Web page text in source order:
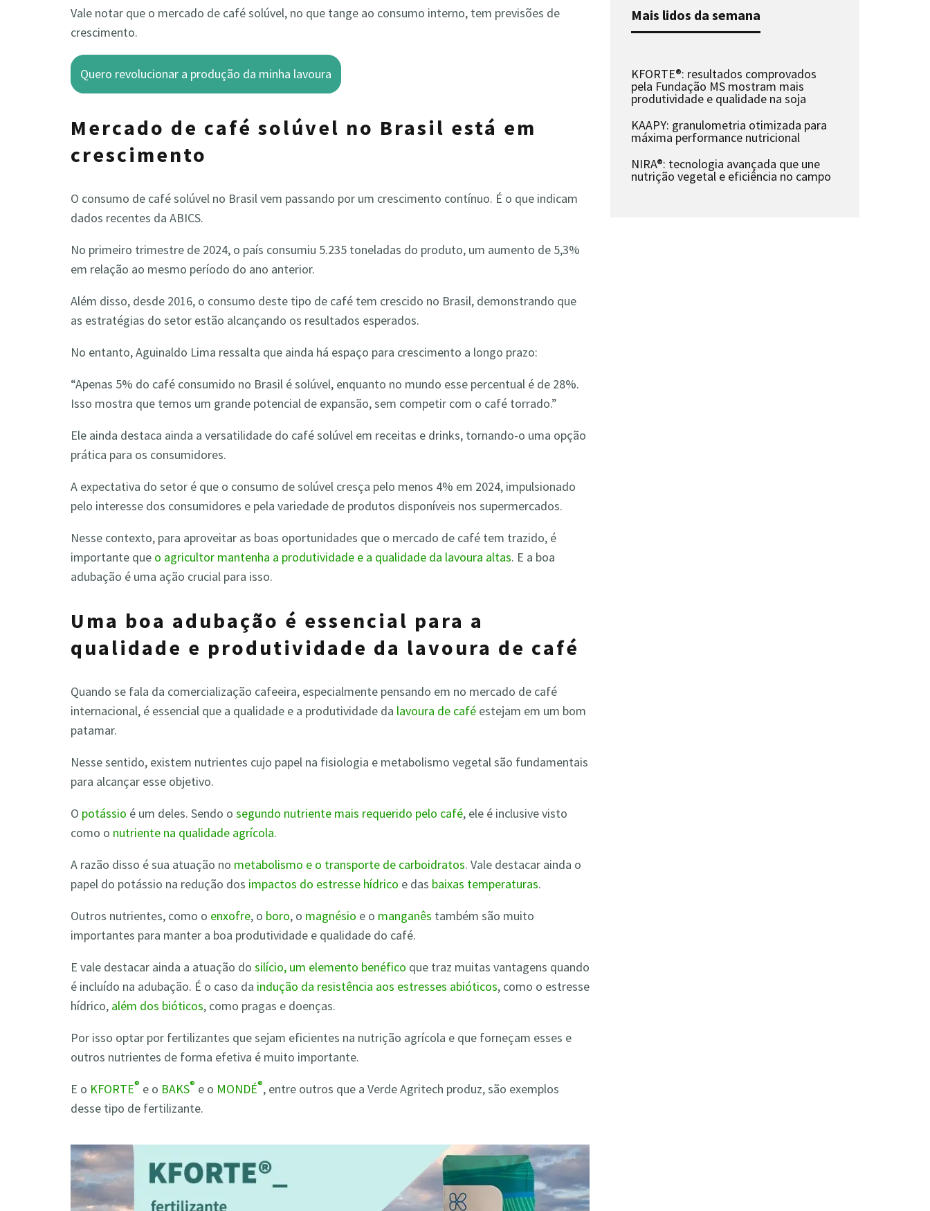
Vale notar que o mercado de café solúvel, no que tange ao consumo interno, tem previsões de
crescimento.
Quero revolucionar a produção da minha lavoura
Mercado de café solúvel no Brasil está em
crescimento
O consumo de café solúvel no Brasil vem passando por um crescimento contínuo. É o que indicam
dados recentes da ABICS.
No primeiro trimestre de 2024, o país consumiu 5.235 toneladas do produto, um aumento de 5,3%
em relação ao mesmo período do ano anterior.
Além disso, desde 2016, o consumo deste tipo de café tem crescido no Brasil, demonstrando que
as estratégias do setor estão alcançando os resultados esperados.
No entanto, Aguinaldo Lima ressalta que ainda há espaço para crescimento a longo prazo:
“Apenas 5% do café consumido no Brasil é solúvel, enquanto no mundo esse percentual é de 28%.
Isso mostra que temos um grande potencial de expansão, sem competir com o café torrado.”
Ele ainda destaca ainda a versatilidade do café solúvel em receitas e drinks, tornando-o uma opção
prática para os consumidores.
A expectativa do setor é que o consumo de solúvel cresça pelo menos 4% em 2024, impulsionado
pelo interesse dos consumidores e pela variedade de produtos disponíveis nos supermercados.
Nesse contexto, para aproveitar as boas oportunidades que o mercado de café tem trazido, é
importante que o agricultor mantenha a produtividade e a qualidade da lavoura altas. E a boa
adubação é uma ação crucial para isso.
Uma boa adubação é essencial para a
qualidade e produtividade da lavoura de café
Quando se fala da comercialização cafeeira, especialmente pensando em no mercado de café
internacional, é essencial que a qualidade e a produtividade da lavoura de café estejam em um bom
patamar.
Nesse sentido, existem nutrientes cujo papel na fisiologia e metabolismo vegetal são fundamentais
para alcançar esse objetivo.
O potássio é um deles. Sendo o segundo nutriente mais requerido pelo café, ele é inclusive visto
como o nutriente na qualidade agrícola.
A razão disso é sua atuação no metabolismo e o transporte de carboidratos. Vale destacar ainda o
papel do potássio na redução dos impactos do estresse hídrico e das baixas temperaturas.
Outros nutrientes, como o enxofre, o boro, o magnésio e o manganês também são muito
importantes para manter a boa produtividade e qualidade do café.
E vale destacar ainda a atuação do silício, um elemento benéfico que traz muitas vantagens quando
é incluído na adubação. É o caso da indução da resistência aos estresses abióticos, como o estresse
hídrico, além dos bióticos, como pragas e doenças.
Por isso optar por fertilizantes que sejam eficientes na nutrição agrícola e que forneçam esses e
outros nutrientes de forma efetiva é muito importante.
E o KFORTE® e o BAKS® e o MONDÉ®, entre outros que a Verde Agritech produz, são exemplos
desse tipo de fertilizante.
Mais lidos da semana
KFORTE®: resultados comprovados
pela Fundação MS mostram mais
produtividade e qualidade na soja
KAAPY: granulometria otimizada para
máxima performance nutricional
NIRA®: tecnologia avançada que une
nutrição vegetal e eficiência no campo